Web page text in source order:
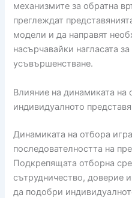
механизмите за обратна
преглеждат
модели и да направят
насърчавайки нагласата
усъвършенстване.
Влияние на динамиката на
индивидуалното
Динамиката на отбора
последователността на
Подкрепящата отборна
сътрудничество, доверие
да подобри